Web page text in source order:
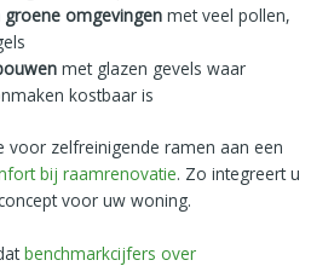
groene omgevingen met veel pollen,
met glazen gevels waar
kostbaar is
voor zelfreinigende ramen aan een
bij raamrenovatie. Zo integreert u
voor uw woning.
benchmarkcijfers over